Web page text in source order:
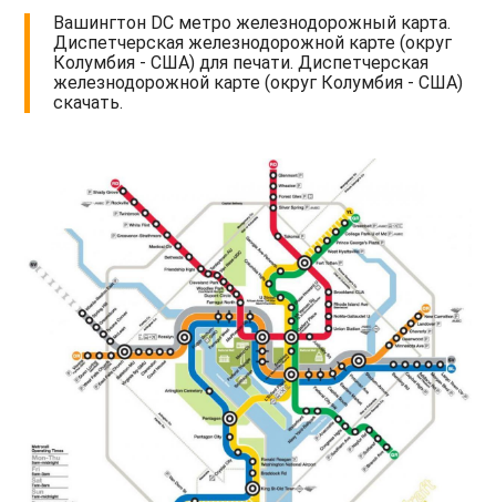
Вашингтон DC метро железнодорожный карта.
Диспетчерская железнодорожной карте (округ
Колумбия - США) для печати. Диспетчерская
железнодорожной карте (округ Колумбия - США)
скачать.